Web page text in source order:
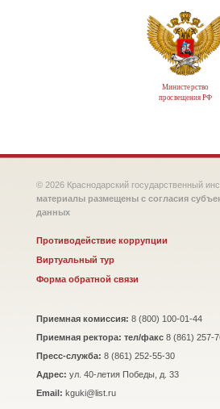
Министерство
просвещения РФ
© 2026 Краснодарский государственный
материалы размещены с согласия
данных
Противодействие коррупции
Виртуальный тур
Форма обратной связи
Приемная комиссия: 8 (800) 100-01-44
Приемная ректора: тел/факс 8 (861) 257-
Пресс-служба: 8 (861) 252-55-30
Адрес: ул. 40-летия Победы, д. 33
Email: kguki@list.ru